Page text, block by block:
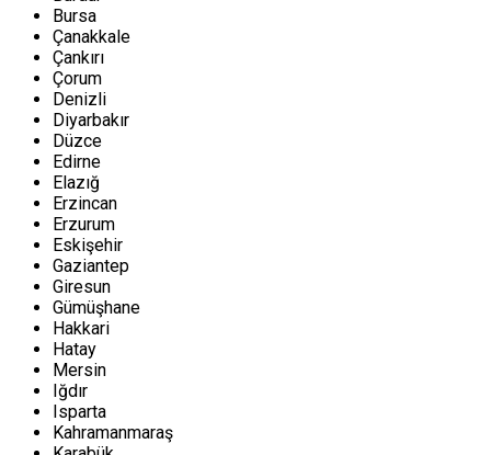
Bursa
Çanakkale
Çankırı
Çorum
Denizli
Diyarbakır
Düzce
Edirne
Elazığ
Erzincan
Erzurum
Eskişehir
Gaziantep
Giresun
Gümüşhane
Hakkari
Hatay
Mersin
Iğdır
Isparta
Kahramanmaraş